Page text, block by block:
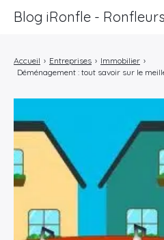
Accueil › Entreprises › Immobilier ›
Déménagement : tout savoir sur le
Blog iRonfle -
Revue Web
Marketing
Lifestyle